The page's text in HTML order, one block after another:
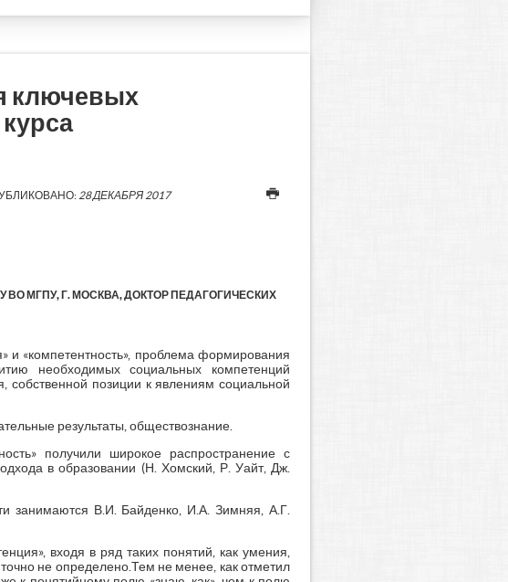
К
ключевых
28 ДЕКАБРЯ 2017
МГПУ, Г. МОСКВА, ДОКТОР ПЕДАГОГИЧЕСКИХ
и «компетентность», проблема формирования
необходимых социальных компетенций
позиции к явлениям социальной
результаты, обществознание.
получили широкое распространение с
в образовании (Н. Хомский, Р. Уайт, Дж.
занимаются В.И. Байденко, И.А. Зимняя, А.Г.
входя в ряд таких понятий, как умения,
не определено.Тем не менее, как отметил